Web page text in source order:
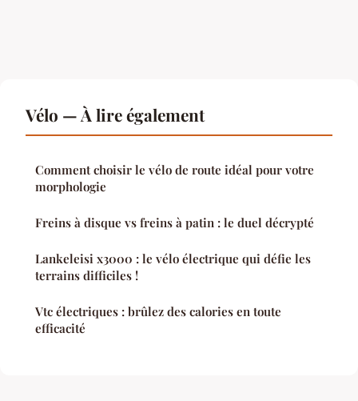
Vélo — À lire également
Comment choisir le vélo de route idéal pour votre
morphologie
Freins à disque vs freins à patin : le duel décrypté
Lankeleisi x3000 : le vélo électrique qui défie les
terrains difficiles !
Vtc électriques : brûlez des calories en toute
efficacité